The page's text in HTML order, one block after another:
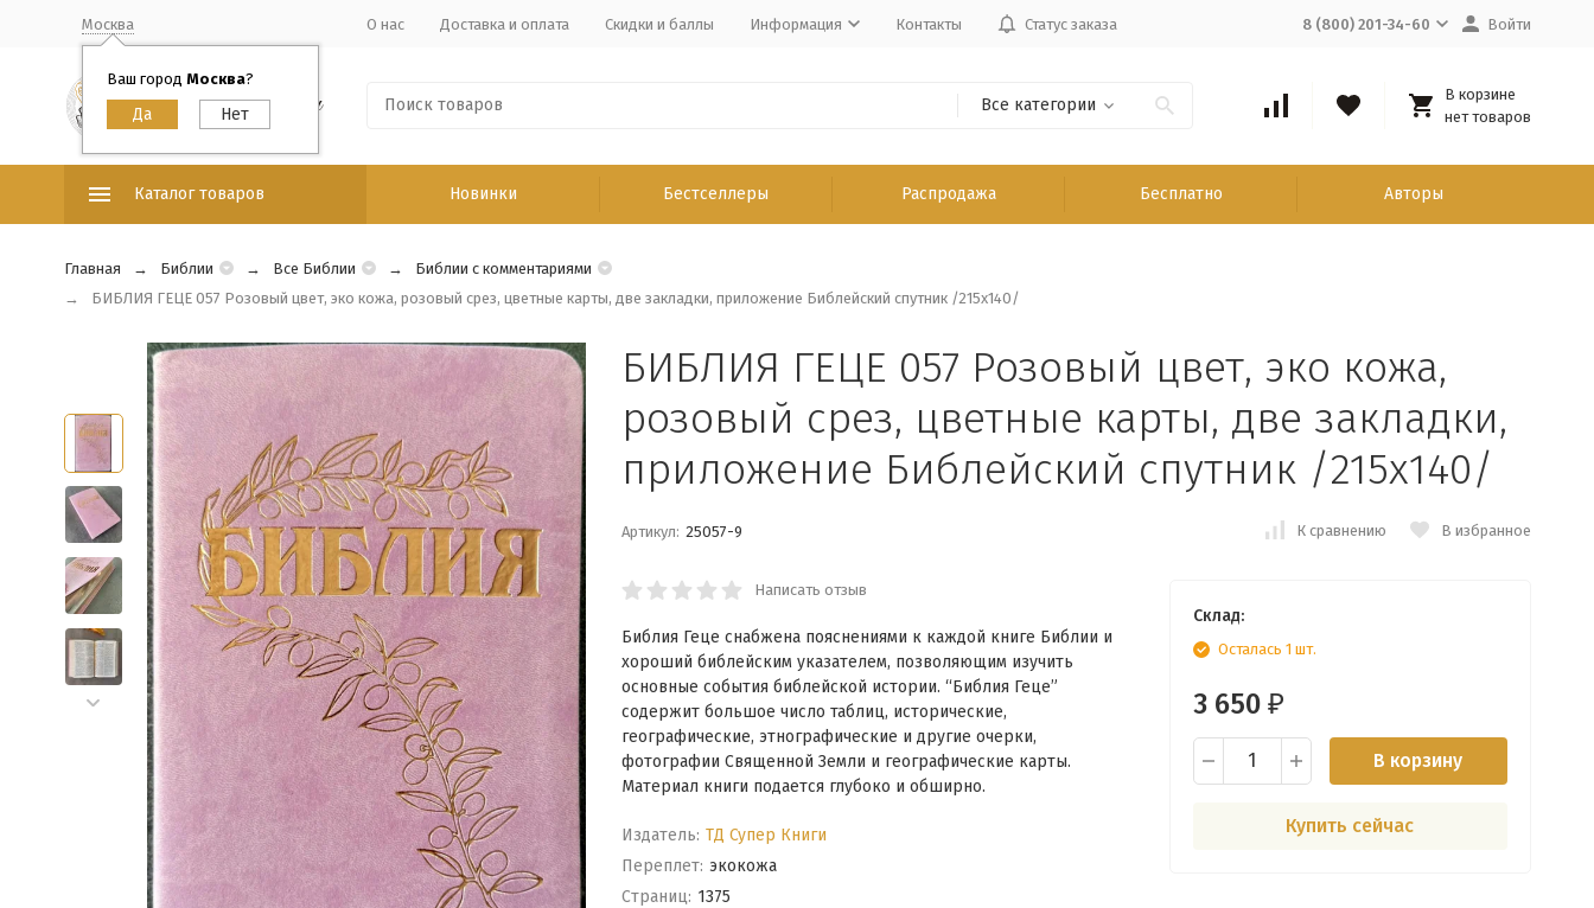
Москва
Ваш город Москва?
О нас Доставка и оплата Скидки и баллы Информация Контакты Статус заказа 8 (800) 201-34-60 Войти
Все категории
В корзине
нет товаров
Каталог товаров Новинки Бестселлеры Распродажа Бесплатно Авторы
Главная Библии Все Библии
Библии с комментариями
БИБЛИЯ ГЕЦЕ 057 Розовый цвет, эко кожа, розовый срез, цветные карты, две закладки, приложение Библейский спутник /215х140/
БИБЛИЯ ГЕЦЕ 057 Розовый цвет, эко кожа,
розовый срез, цветные карты, две закладки,
приложение Библейский спутник /215х140/
Артикул: 25057-9 К сравнению В избранное
Написать отзыв
Библия Геце снабжена пояснениями к каждой книге Библии и
хороший библейским указателем, позволяющим изучить
основные события библейской истории. “Библия Геце”
содержит большое число таблиц, исторические,
географические, этнографические и другие очерки,
фотографии Священной Земли и географические карты.
Материал книги подается глубоко и обширно.
Издатель: ТД Супер Книги
Переплет: экокожа
Cтраниц: 1375
Склад:
Осталась 1 шт.
3 650 ₽
В корзину
Купить сейчас